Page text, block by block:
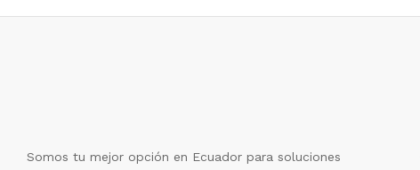
Somos tu mejor opción en Ecuador para soluciones